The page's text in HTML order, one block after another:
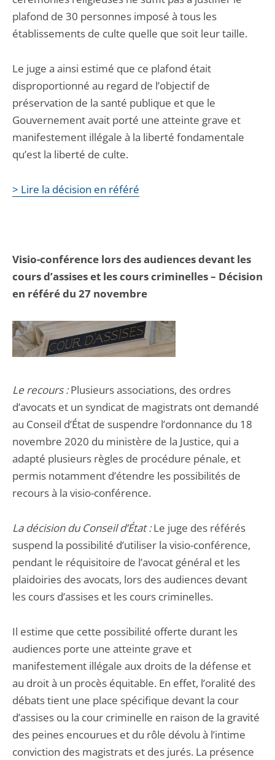
plafond de 30 personnes imposé à tous les
établissements de culte quelle que soit leur taille.
Le juge a ainsi estimé que ce plafond était
disproportionné au regard de l’objectif de
préservation de la santé publique et que le
Gouvernement avait porté une atteinte grave et
manifestement illégale à la liberté fondamentale
qu’est la liberté de culte.
> Lire la décision en référé
Visio-conférence lors des audiences devant les
cours d’assises et les cours criminelles – Décision
en référé du 27 novembre
Le recours :Plusieurs associations, des ordres
d’avocats et un syndicat de magistrats ont demandé
au Conseil d’État de suspendre l’ordonnance du 18
novembre 2020 du ministère de la Justice, qui a
adapté plusieurs règles de procédure pénale, et
permis notamment d’étendre les possibilités de
recours à la visio-conférence.
La décision du Conseil d’État :Le juge des référés
suspend la possibilité d’utiliser la visio-conférence,
pendant le réquisitoire de l’avocat général et les
plaidoiries des avocats, lors des audiences devant
les cours d’assises et les cours criminelles.
Il estime que cette possibilité offerte durant les
audiences porte une atteinte grave et
manifestement illégale aux droits de la défense et
au droit à un procès équitable. En effet, l’oralité des
débats tient une place spécifique devant la cour
d’assises ou la cour criminelle en raison de la gravité
des peines encourues et du rôle dévolu à l’intime
conviction des magistrats et des jurés. La présence